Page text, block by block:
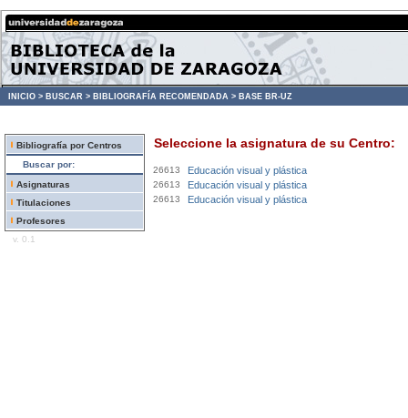
INICIO > BUSCAR > BIBLIOGRAFÍA RECOMENDADA > BASE BR-UZ
Bibliografía por Centros
Buscar por:
Asignaturas
Titulaciones
Profesores
v. 0.1
Seleccione la asignatura de su Centro:
26613 Educación visual y plástica
26613 Educación visual y plástica
26613 Educación visual y plástica